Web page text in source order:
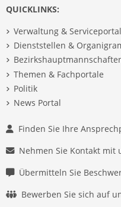
QUICKLINKS:
Verwaltung & Serviceportal
Dienststellen &
Themen & Fachportale
Politik
News Portal
Finden Sie Ihre
Nehmen Sie Kontakt mit
Übermitteln Sie
Bewerben Sie sich auf